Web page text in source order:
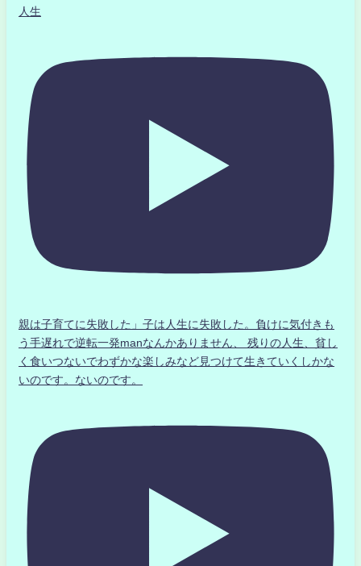
人生
親は子育てに失敗した」子は人生に失敗した。負けに気付きも
う手遅れで逆転一発manなんかありません、 残りの人生、貧し
く食いつないでわずかな楽しみなど見つけて生きていくしかな
いのです。ないのです。